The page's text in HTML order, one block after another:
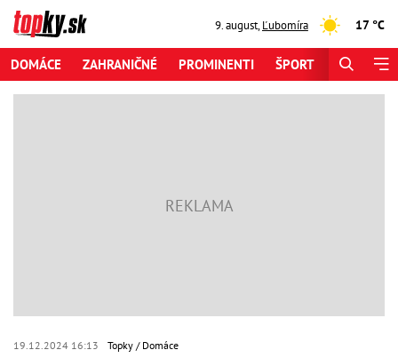
9. august,Ľubomíra 17 °C
DOMÁCE ZAHRANIČNÉ PROMINENTI ŠPORT
19.12.2024 16:13 Topky Domáce